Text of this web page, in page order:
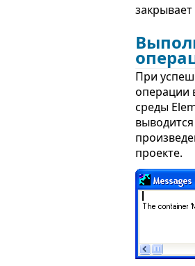
При
операции
среды
проекте.